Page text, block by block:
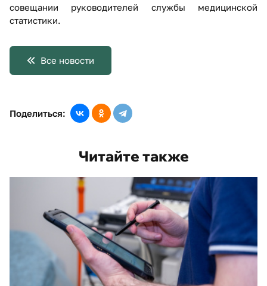
совещании руководителей службы медицинской
статистики.
Все новости
Поделиться:
Читайте также